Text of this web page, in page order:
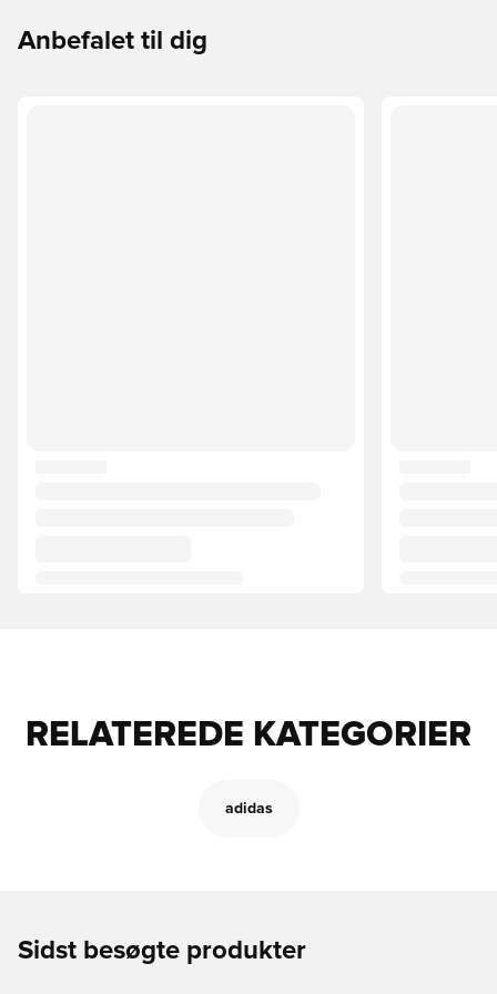
Anbefalet til dig
RELATEREDE KATEGORIER
adidas
Sidst besøgte produkter